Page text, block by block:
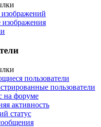
пользователи
пользователи
на форуме
активность
статус